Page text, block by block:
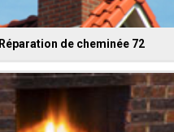
Réparation de cheminée 72